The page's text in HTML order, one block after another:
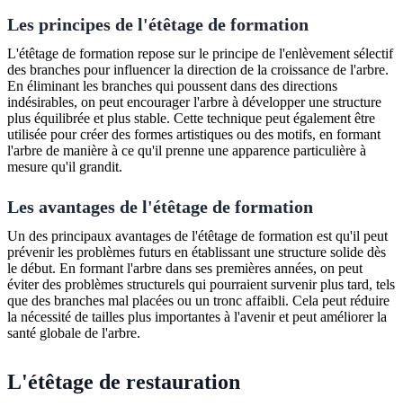
Les principes de l'étêtage de formation
L'étêtage de formation repose sur le principe de l'enlèvement sélectif
des branches pour influencer la direction de la croissance de l'arbre.
En éliminant les branches qui poussent dans des directions
indésirables, on peut encourager l'arbre à développer une structure
plus équilibrée et plus stable. Cette technique peut également être
utilisée pour créer des formes artistiques ou des motifs, en formant
l'arbre de manière à ce qu'il prenne une apparence particulière à
mesure qu'il grandit.
Les avantages de l'étêtage de formation
Un des principaux avantages de l'étêtage de formation est qu'il peut
prévenir les problèmes futurs en établissant une structure solide dès
le début. En formant l'arbre dans ses premières années, on peut
éviter des problèmes structurels qui pourraient survenir plus tard, tels
que des branches mal placées ou un tronc affaibli. Cela peut réduire
la nécessité de tailles plus importantes à l'avenir et peut améliorer la
santé globale de l'arbre.
L'étêtage de restauration